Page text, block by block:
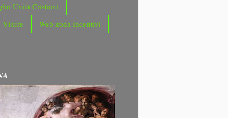
Unità Cristiani
Visure
Web zona Incentivi